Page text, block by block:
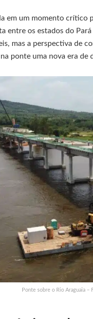
em um momento crítico
entre os estados do
mas a perspectiva de
ponte uma nova era de
Ponte sobre o Rio Araguaia –